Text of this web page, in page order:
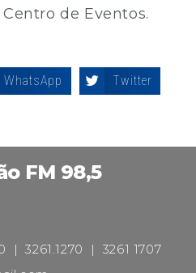
de Eventos.
WhatsApp Twitter
FM 98,5
| 3261.1270 | 3261 1707